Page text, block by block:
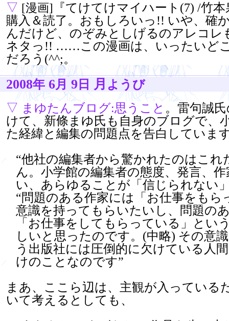
▽ [漫画]
『てけてけマイハート(7) /竹
購入＆読了。おもしろいっ!! いや、確
んだけど、のぞみとしげるのアレコレ
ネタっ!! ……この漫画は、いったいど
だろう(^^;。
2008年 6月 9 日 月 ようび
▽ まゆたんブログ:思うこと 。雷句誠
けて、新條まゆ氏も自身のブログで、
た経緯と編集の問題点を告白していま
“他社の編集者から驚かれたのはこ
ん。小学館の編集者の態度、発言、
い、あらゆることが「信じられない
“問題のある作家には「お仕事をもら
意識を持ってもらいたいし、問題の
「お仕事をしてもらっている」とい
しいと思ったのです。(中略) その意
う出版社には圧倒的に欠けている人
けのことなのです”
まあ、ここら辺は、主観が入っている
いて考えるとしても、